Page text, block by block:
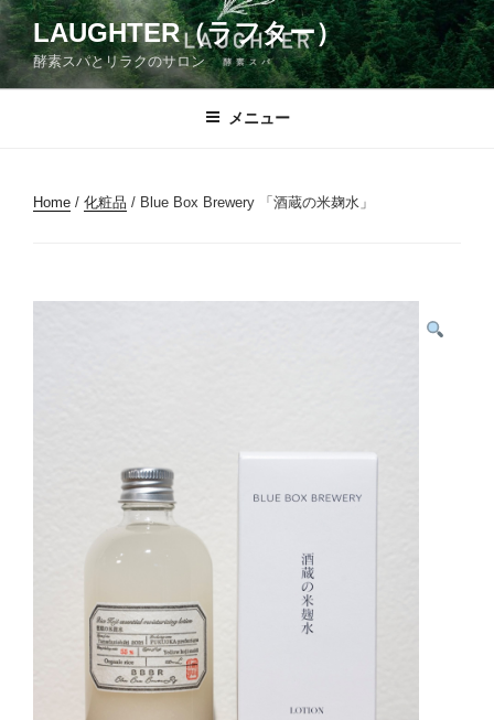
コ
ン
テ
ン
LAUGHTER（ラフター）
酵素スパとリラクのサロン
メニュー
Home / 化粧品 / Blue Box Brewery 「酒蔵の米麹水」